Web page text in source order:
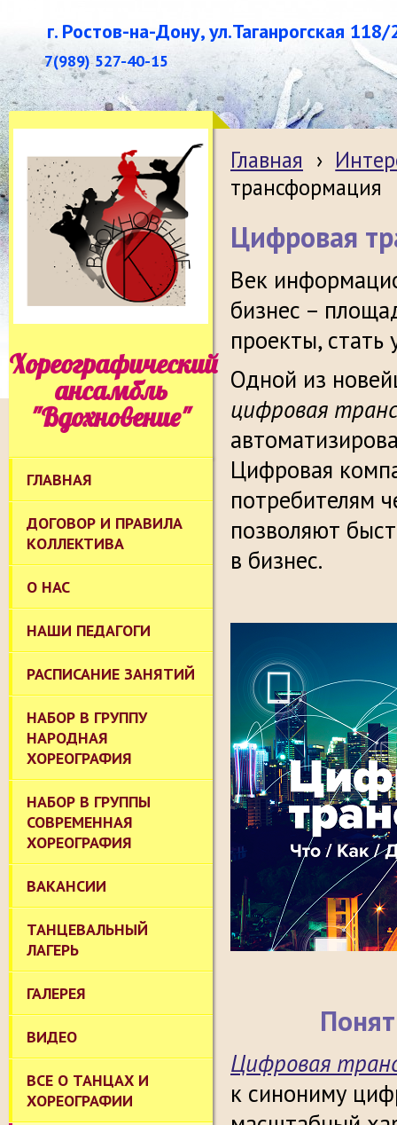
г. Ростов-на-Дону, ул.Таганрогская 118/
7(989) 527-40-15
Хореографический
ансамбль
"Вдохновение"
ГЛАВНАЯ
ДОГОВОР И ПРАВИЛА
КОЛЛЕКТИВА
О НАС
НАШИ ПЕДАГОГИ
РАСПИСАНИЕ ЗАНЯТИЙ
НАБОР В ГРУППУ
НАРОДНАЯ
ХОРЕОГРАФИЯ
НАБОР В ГРУППЫ
СОВРЕМЕННАЯ
ХОРЕОГРАФИЯ
ВАКАНСИИ
ТАНЦЕВАЛЬНЫЙ
ЛАГЕРЬ
ГАЛЕРЕЯ
ВИДЕО
ВСЕ О ТАНЦАХ И
ХОРЕОГРАФИИ
Главная ›
трансформация
Цифровая
Век
бизнес –
проекты,
Одной из
цифровая
Цифровая
потребителям
позволяют
в бизнес.
Цифровая
к синониму